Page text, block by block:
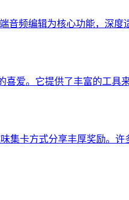
频编辑为核心功能，深
爱。它提供了丰富的工
集卡方式分享丰厚奖励。